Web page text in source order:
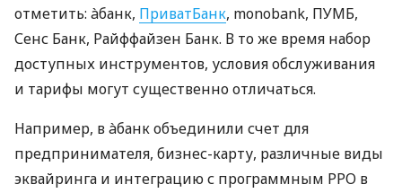
отметить: àбанк, ПриватБанк, monobank, ПУМБ,
Сенс Банк, Райффайзен Банк. В то же время набор
доступных инструментов, условия обслуживания
и тарифы могут существенно отличаться.
Например, в àбанк объединили счет для
предпринимателя, бизнес-карту, различные виды
эквайринга и интеграцию с программным РРО в